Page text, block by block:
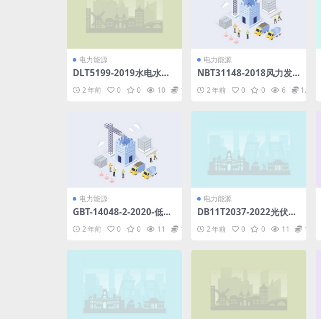
电力能源
DLT5199-2019水电水利
工程混凝土防渗墙施工规
范.pdf
2 年前 0 0 10 1.98
电力能源
NBT31148-2018风力发
电机组钢制筒形塔架监造
导则(3.81MB)pdf
2 年前 0 0 6 1.98
电力能源
GBT-14048-2-2020-低压
部分-断路器.pdf
2 年前 0 0 11 1.98
电力能源
DB11T2037-2022光伏建
KB)pdf
2 年前 0 0 11 1.98